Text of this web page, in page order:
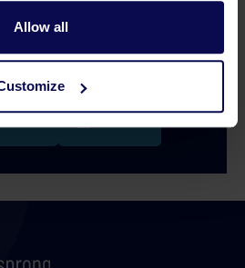
Allow allje graag verder bij je
181 Contact